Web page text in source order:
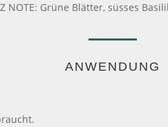
NOTE: Grüne Blätter, süsses
ANWENDUNG